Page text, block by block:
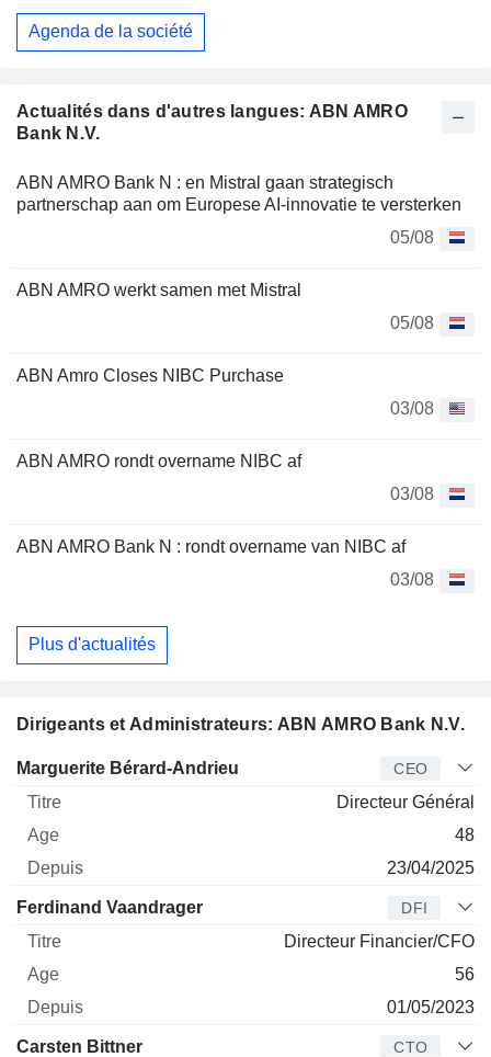
Actualités dans d'autres langues: ABN AMRO
Bank N.V.
ABN AMRO Bank N : en Mistral gaan strategisch
partnerschap aan om Europese AI-innovatie te versterken
05/08
ABN AMRO werkt samen met Mistral
05/08
ABN Amro Closes NIBC Purchase
03/08
ABN AMRO rondt overname NIBC af
03/08
ABN AMRO Bank N : rondt overname van NIBC af
03/08
Plus d'actualités
Dirigeants et Administrateurs: ABN AMRO Bank N.V.
Dirigeant Titre Age Depuis
Marguerite Bérard-Andrieu CEO
Directeur Général
48
23/04/2025
Ferdinand Vaandrager DFI
Directeur Financier/CFO
56
01/05/2023
Carsten Bittner CTO
Agenda de la société